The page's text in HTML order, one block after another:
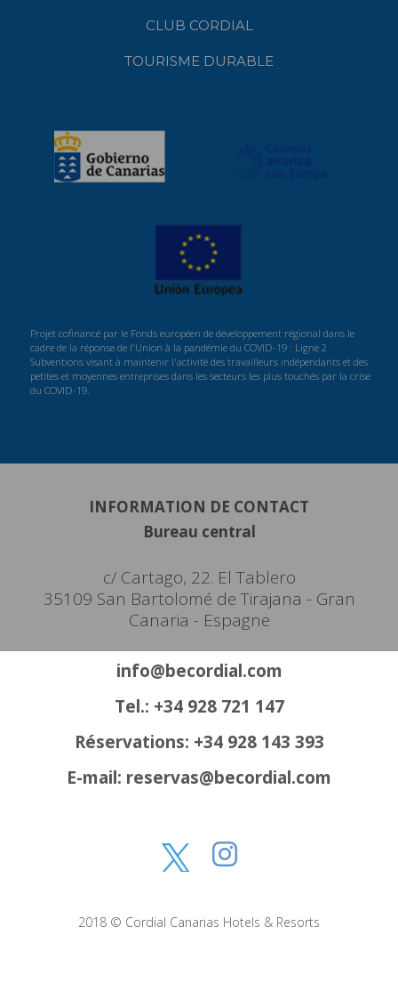
CLUB CORDIAL
TOURISME DURABLE
Projet cofinancé par le Fonds européen de développement régional dans le
cadre de la réponse de l'Union à la pandémie du COVID-19 : Ligne 2
Subventions visant à maintenir l'activité des travailleurs indépendants et des
petites et moyennes entreprises dans les secteurs les plus touchés par la crise
du COVID-19.
INFORMATION DE CONTACT
Bureau central
c/ Cartago, 22. El Tablero
35109 San Bartolomé de Tirajana - Gran
Canaria - Espagne
info@becordial.com
Tel.: +34 928 721 147
Réservations: +34 928 143 393
E-mail: reservas@becordial.com
2018 © Cordial Canarias Hotels & Resorts